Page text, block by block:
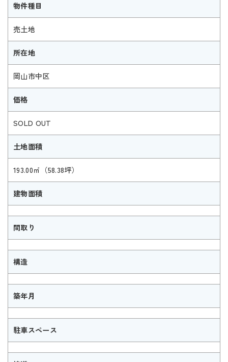
物件種目
売土地
所在地
岡山市中区
価格
SOLD OUT
土地面積
193.00㎡（58.38坪）
建物面積
間取り
構造
築年月
駐車スペース